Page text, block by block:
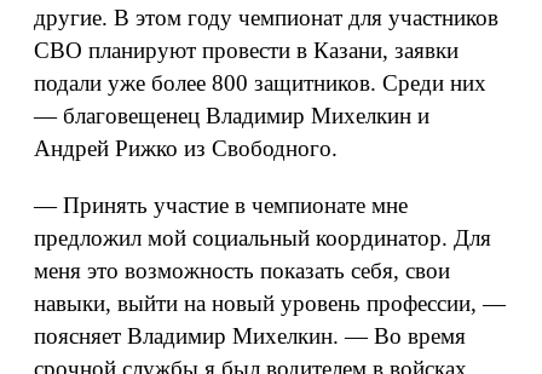
другие. В этом году чемпионат для участников
СВО планируют провести в Казани, заявки
подали уже более 800 защитников. Среди них
— благовещенец Владимир Михелкин и
Андрей Рижко из Свободного.
— Принять участие в чемпионате мне
предложил мой социальный координатор. Для
меня это возможность показать себя, свои
навыки, выйти на новый уровень профессии, —
поясняет Владимир Михелкин. — Во время
срочной службы я был водителем в войсках